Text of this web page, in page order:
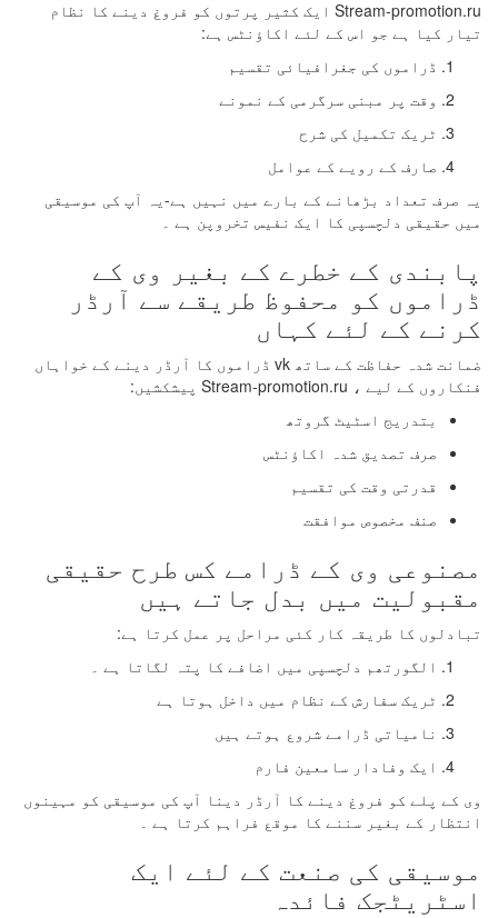
Stream-promotion.ru ایک کثیر پرتوں کو فروغ دینے کا نظام
تیار کیا ہے جو اس کے لئے اکاؤنٹس ہے:
ڈراموں کی جغرافیائی تقسیم
وقت پر مبنی سرگرمی کے نمونے
ٹریک تکمیل کی شرح
صارف کے رویے کے عوامل
یہ صرف تعداد بڑھانے کے بارے میں نہیں ہے-یہ آپ کی موسیقی
میں حقیقی دلچسپی کا ایک نفیس تخروپن ہے ۔
پابندی کے خطرے کے بغیر وی کے
ڈراموں کو محفوظ طریقے سے آرڈر
کرنے کے لئے کہاں
ضمانت شدہ حفاظت کے ساتھ vk ڈراموں کا آرڈر دینے کے خواہاں
فنکاروں کے لیے ، Stream-promotion.ru پیشکشیں:
بتدریج اسٹیٹ گروتھ
صرف تصدیق شدہ اکاؤنٹس
قدرتی وقت کی تقسیم
صنف مخصوص موافقت
مصنوعی وی کے ڈرامے کس طرح حقیقی
مقبولیت میں بدل جاتے ہیں
تبادلوں کا طریقہ کار کئی مراحل پر عمل کرتا ہے:
الگورتھم دلچسپی میں اضافے کا پتہ لگاتا ہے ۔
ٹریک سفارش کے نظام میں داخل ہوتا ہے
نامیاتی ڈرامے شروع ہوتے ہیں
ایک وفادار سامعین فارم
وی کے پلے کو فروغ دینے کا آرڈر دینا آپ کی موسیقی کو مہینوں
انتظار کے بغیر سننے کا موقع فراہم کرتا ہے ۔
موسیقی کی صنعت کے لئے ایک
اسٹریٹجک فائدہ